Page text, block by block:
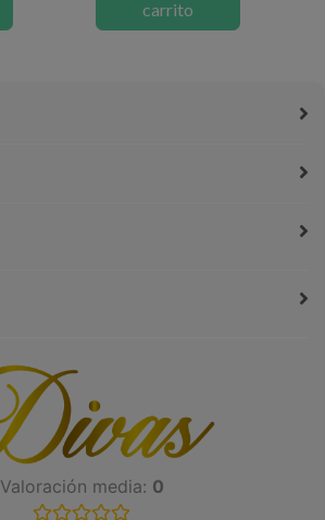
carrito
Valoración media: 0